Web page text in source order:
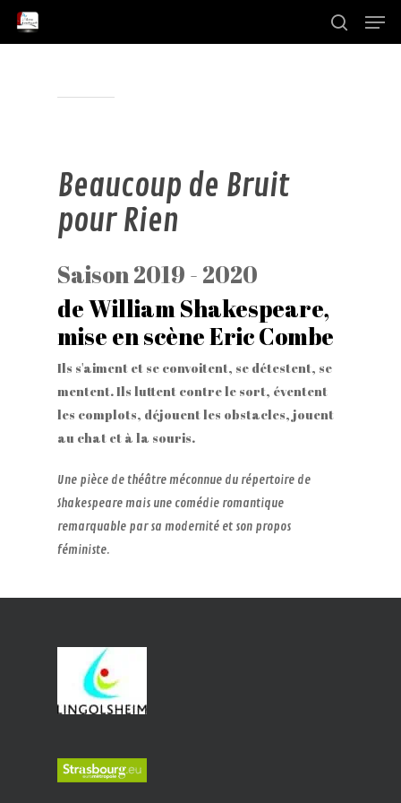
Skip
Menu
Beaucoup de Bruit
pour Rien
Saison 2019 - 2020
de William Shakespeare,
mise en scène Eric Combe
Ils s'aiment et se convoitent, se détestent, se
mentent. Ils luttent contre le sort, éventent
les complots, déjouent les obstacles, jouent
au chat et à la souris.
Une pièce de théâtre méconnue du répertoire de
Shakespeare mais une comédie romantique
remarquable par sa modernité et son propos
féministe.